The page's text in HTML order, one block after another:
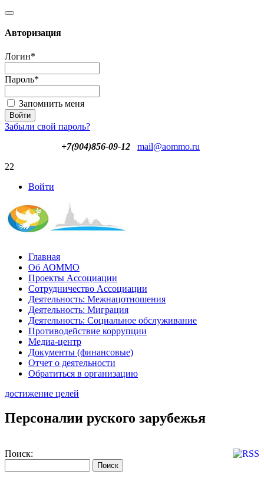
Авторизация
Логин*
Пароль*
Запомнить меня
Забыли свой пароль?
+7(904)856-09-12
mail@aommo.ru
22
Войти
Главная
Об АОММО
Проекты Ассоциации
Сотрудничество Ассоциации
Деятельность: Межнацотношения
Деятельность: Миграция
Деятельность: Социальное обслуживание
Противодействие коррупции
Медиа-центр
Документы (финансовые)
Отчет о деятельности
Обратиться в организацию
достижение целей
Персоналии руского зарубежья
Поиск: